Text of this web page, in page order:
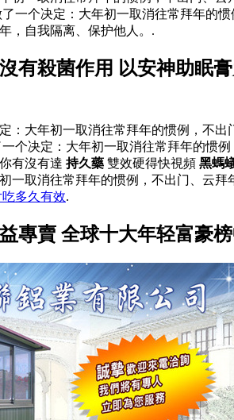
一个决定：大年初一取消往常拜年的
，自我隔离、保护他人。.
有殺菌作用 以安神助眠
：大年初一取消往常拜年的惯例，不
个决定：大年初一取消往常拜年的惯
有沒有達 持久藥 雙效硬得快視頻 黑螞
一取消往常拜年的惯例，不出门、云拜
多久有效.
專賣 全球十大年轻富豪